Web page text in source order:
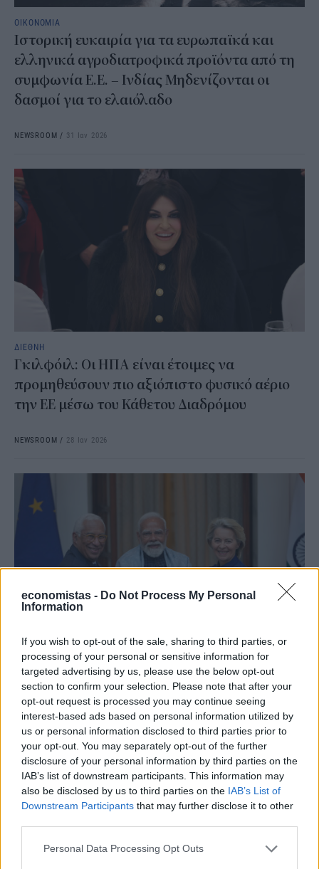
economistas - Do Not Process My Personal
Information
If you wish to opt-out of the sale, sharing to third parties, or
processing of your personal or sensitive information for
targeted advertising by us, please use the below opt-out
section to confirm your selection. Please note that after your
opt-out request is processed you may continue seeing
interest-based ads based on personal information utilized by
us or personal information disclosed to third parties prior to
your opt-out. You may separately opt-out of the further
disclosure of your personal information by third parties on the
IAB’s list of downstream participants. This information may
also be disclosed by us to third parties on the IAB’s List of
Downstream Participants that may further disclose it to other
Personal Data Processing Opt Outs
ΟΙΚΟΝΟΜΙΑ
Ιστορική ευκαιρία για τα ευρωπαϊκά και
ελληνικά αγροδιατροφικά προϊόντα από τη
συμφωνία Ε.Ε. – Ινδίας Μηδενίζονται οι
δασμοί για το ελαιόλαδο
NEWSROOM / 31 Ιαν 2026
ΔΙΕΘΝΗ
Γκιλφόιλ: Οι ΗΠΑ είναι έτοιμες να
προμηθεύσουν πιο αξιόπιστο φυσικό αέριο
την ΕΕ μέσω του Κάθετου Διαδρόμου
NEWSROOM / 28 Ιαν 2026
ΟΙΚΟΝΟΜΙΑ
Τι φέρνει η εμπορική συμφωνία ΕΕ- Ινδίας
-Μηδενικός ο δασμός στις εξαγωγές
ελαιολάδου
NEWSROOM/27 Ιαν 2026